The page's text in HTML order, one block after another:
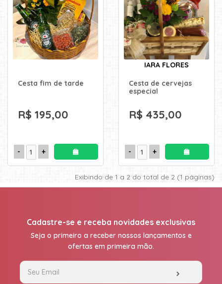
KITS
CESTAS
MIMOS
OCASIÕES
PARA
PARA
ELES
PRESENTES
TIPOS
Cesta fim de tarde
R$ 195,00
IARA FLORES
Cesta de cervejas
especial
R$ 435,00
Exibindo de 1 a 2 do total de 2 (1 páginas)
Cadastre-se e receba novidades exclusivas
Seja o primeiro a receber nossos lançamentos e
ofertas em primeira mão.